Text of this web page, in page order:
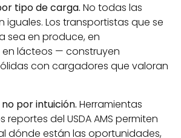
tipo de carga. No todas las
iguales. Los transportistas que se
sea en produce, en
lácteos — construyen
con cargadores que valoran
por intuición. Herramientas
reportes del USDA AMS permiten
dónde están las oportunidades,